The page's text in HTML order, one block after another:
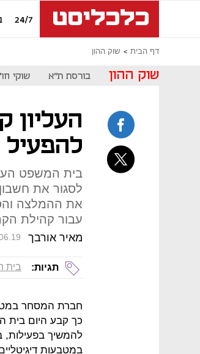
24/7
דף הבית שוק ההון
שוק ההון בורסת ת"א שוקי
העליון
להפעיל
בית המשפט
לסגור את
את ההמלצה
עבור קהילת
מאיר אורבך
תגיות: בית
חברת המסחר
כך קבע היום בית המשפט
להמשיך בפעילות,
במטבעות